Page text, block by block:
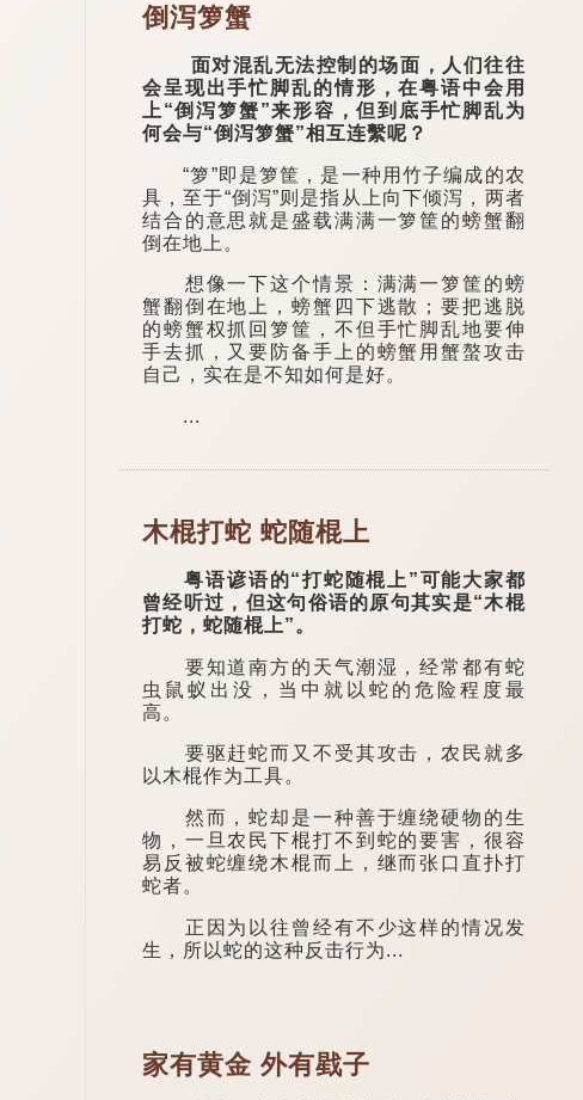
倒泻箩蟹
面对混乱无法控制的场面，人们往往
会呈现出手忙脚乱的情形，在粤语中会用
上“倒泻箩蟹”来形容，但到底手忙脚乱为
何会与“倒泻箩蟹”相互连繫呢？
“箩”即是箩筐，是一种用竹子编成的农
具，至于“倒泻”则是指从上向下倾泻，两者
结合的意思就是盛载满满一箩筐的螃蟹翻
倒在地上。
想像一下这个情景：满满一箩筐的螃
蟹翻倒在地上，螃蟹四下逃散；要把逃脱
的螃蟹权抓回箩筐，不但手忙脚乱地要伸
手去抓，又要防备手上的螃蟹用蟹螯攻击
自己，实在是不知如何是好。
...
木棍打蛇 蛇随棍上
粤语谚语的“打蛇随棍上”可能大家都
曾经听过，但这句俗语的原句其实是“木棍
打蛇，蛇随棍上”。
要知道南方的天气潮湿，经常都有蛇
虫鼠蚁出没，当中就以蛇的危险程度最
高。
要驱赶蛇而又不受其攻击，农民就多
以木棍作为工具。
然而，蛇却是一种善于缠绕硬物的生
物，一旦农民下棍打不到蛇的要害，很容
易反被蛇缠绕木棍而上，继而张口直扑打
蛇者。
正因为以往曾经有不少这样的情况发
生，所以蛇的这种反击行为...
家有黄金 外有戥子